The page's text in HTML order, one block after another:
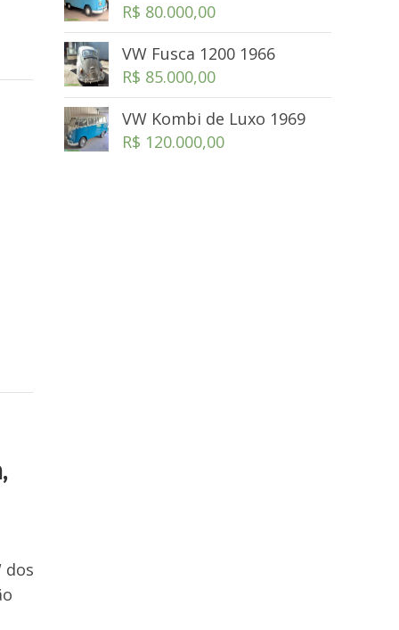
dos
R$ 80.000,00
VW Fusca 1200 1966
R$ 85.000,00
VW Kombi de Luxo 1969
R$ 120.000,00